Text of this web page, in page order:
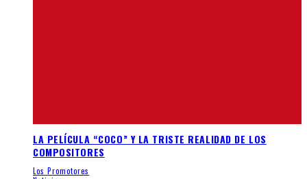
LA PELÍCULA “COCO” Y LA TRISTE REALIDAD DE LOS
COMPOSITORES
Los Promotores